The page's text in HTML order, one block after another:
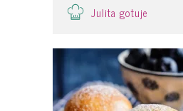
Julita gotuje